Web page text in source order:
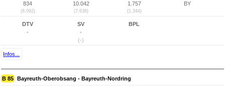
834
(8.092)
10.042
(7.638)
1.757
(1.344)
BY
DTV
-
SV
-
(-)
BPL
Infos...
B 85 Bayreuth-Oberobsang - Bayreuth-Nordring